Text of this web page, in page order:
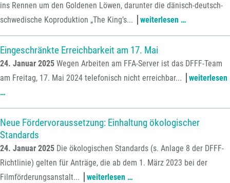
filmfestspiele
in
cannes
dem
41.
filmfest
münchen
ins Rennen um den Goldenen Löwen, darunter die dänisch-deutsch-
schwedische Koproduktion „The King’s...
weiterlesen …
geförderter
„the
king’s
wettbewerb
80.
Eingeschränkte Erreichbarkeit am 17. Mai
24. Januar 2025 Wegen Arbeiten am FFA-Server ist das DFFF-Team
am Freitag, 17. Mai 2024 telefonisch nicht erreichbar...
weiterlesen
…
erreichbarkeit
am
17.
mai
Neue Fördervoraussetzung: Einhaltung ökologischer
Standards
24. Januar 2025 Die ökologischen Standards (s. Anlage 8 der DFFF-
Richtlinie) gelten für Anträge, die ab dem 1. März 2023 bei der
Filmförderungsanstalt...
weiterlesen …